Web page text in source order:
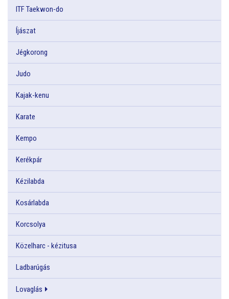
ITF Taekwon-do
Íjászat
Jégkorong
Judo
Kajak-kenu
Karate
Kempo
Kerékpár
Kézilabda
Kosárlabda
Korcsolya
Közelharc - kézitusa
Ladbarúgás
Lovaglás